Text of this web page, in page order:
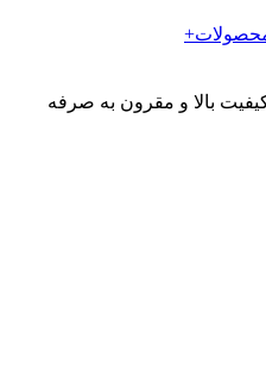
بالا و مقرون به صرفه